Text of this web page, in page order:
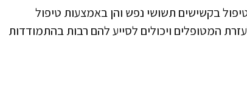
בקשישים תשושי נפש והן באמצעות טיפול
המטופלים ויכולים לסייע להם רבות בהתמודדות